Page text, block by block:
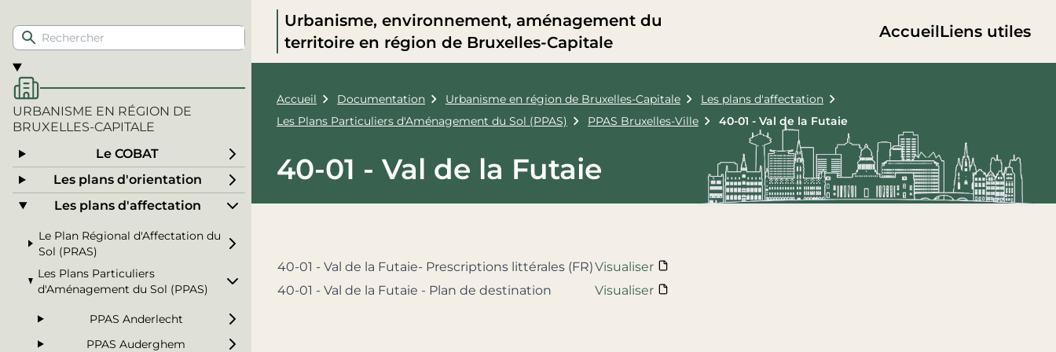
Urbanisme, environnement, aménagement du
territoire en région de Bruxelles-Capitale
AccueilLiens utiles
URBANISME EN RÉGION DE
BRUXELLES-CAPITALE
Le COBAT
Les plans d'orientation
Les plans d'affectation
Le Plan Régional d'Affectation du
Sol (PRAS)
Les Plans Particuliers
d'Aménagement du Sol (PPAS)
PPAS Anderlecht
PPAS Auderghem
Accueil Documentation Urbanisme en région de Bruxelles-Capitale
Les plans d'affectation
Les Plans Particuliers d'Aménagement du Sol (PPAS)
PPAS Bruxelles-Ville 40-01 - Val de la Futaie
40-01 - Val de la Futaie
40-01 - Val de la Futaie- Prescriptions littérales (FR)Visualiser
40-01 - Val de la Futaie - Plan de destination
Visualiser